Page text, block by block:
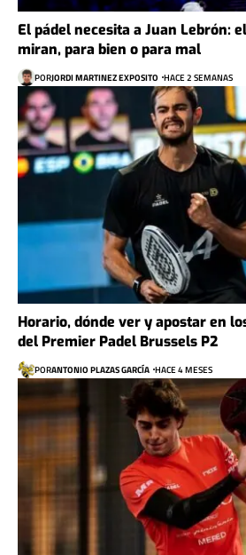
El pádel necesita a Juan Lebrón:
miran, para bien o para mal
PORJORDI MARTINEZ EXPOSITO HACE 2 SEMANAS
Horario, dónde ver y apostar en
del Premier Padel Brussels P2
PORANTONIO PLAZAS GARCÍA HACE 4 MESES